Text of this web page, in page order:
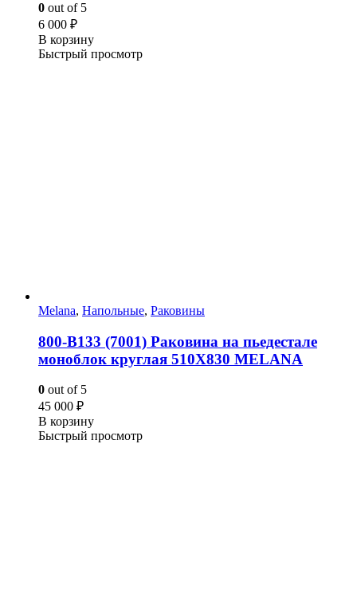
0 out of 5
6 000 ₽
В корзину
Быстрый просмотр
Melana, Напольные, Раковины
800-В133 (7001) Раковина на пьедестале
моноблок круглая 510Х830 MELANA
0 out of 5
45 000 ₽
В корзину
Быстрый просмотр